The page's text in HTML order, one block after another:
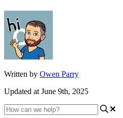
Written by Owen Parry
Updated at June 9th, 2025